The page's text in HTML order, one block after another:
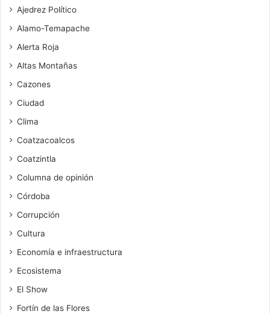
Ajedrez Político
Alamo-Temapache
Alerta Roja
Altas Montañas
Cazones
Ciudad
Clima
Coatzacoalcos
Coatzintla
Columna de opinión
Córdoba
Corrupción
Cultura
Economía e infraestructura
Ecosistema
El Show
Fortín de las Flores